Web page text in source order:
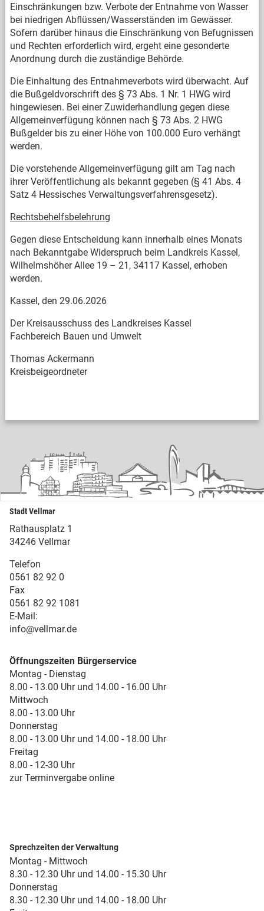
Einschränkungen bzw. Verbote der Entnahme von Wasser
bei niedrigen Abflüssen/Wasserständen im Gewässer.
Sofern darüber hinaus die Einschränkung von Befugnissen
und Rechten erforderlich wird, ergeht eine gesonderte
Anordnung durch die zuständige Behörde.
Die Einhaltung des Entnahmeverbots wird überwacht. Auf
die Bußgeldvorschrift des § 73 Abs. 1 Nr. 1 HWG wird
hingewiesen. Bei einer Zuwiderhandlung gegen diese
Allgemeinverfügung können nach § 73 Abs. 2 HWG
Bußgelder bis zu einer Höhe von 100.000 Euro verhängt
werden.
Die vorstehende Allgemeinverfügung gilt am Tag nach
ihrer Veröffentlichung als bekannt gegeben (§ 41 Abs. 4
Satz 4 Hessisches Verwaltungsverfahrensgesetz).
Rechtsbehelfsbelehrung
Gegen diese Entscheidung kann innerhalb eines Monats
nach Bekanntgabe Widerspruch beim Landkreis Kassel,
Wilhelmshöher Allee 19 – 21, 34117 Kassel, erhoben
werden.
Kassel, den 29.06.2026
Der Kreisausschuss des Landkreises Kassel
Fachbereich Bauen und Umwelt
Thomas Ackermann
Kreisbeigeordneter
Stadt Vellmar
Rathausplatz 1
34246 Vellmar
Telefon
0561 82 92 0
Fax
0561 82 92 1081
E-Mail:
info@vellmar.de
Öffnungszeiten Bürgerservice
Montag - Dienstag
8.00 - 13.00 Uhr und 14.00 - 16.00 Uhr
Mittwoch
8.00 - 13.00 Uhr
Donnerstag
8.00 - 13.00 Uhr und 14.00 - 18.00 Uhr
Freitag
8.00 - 12-30 Uhr
zur Terminvergabe online
Sprechzeiten der Verwaltung
Montag - Mittwoch
8.30 - 12.30 Uhr und 14.00 - 15.30 Uhr
Donnerstag
8.30 - 12.30 Uhr und 14.00 - 18.00 Uhr